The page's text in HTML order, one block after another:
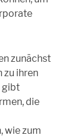
zunächst
zu ihren
gibt
die
wie zum